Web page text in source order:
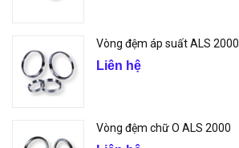
Vòng đệm áp suất ALS 2000
Liên hệ
Vòng đệm chữ O ALS 2000